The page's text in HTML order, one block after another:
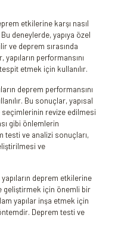
etkilerine karşı nasıl
deneylerde, yapıya özel
ve deprem sırasında
performansını
etmek için kullanılır.
deprem performansını
Bu sonuçlar, yapısal
seçimlerinin revize edilmesi
gibi önlemlerin
testi ve analizi sonuçları,
ve
deprem etkilerine
geliştirmek için önemli bir
yapılar inşa etmek için
Deprem testi ve